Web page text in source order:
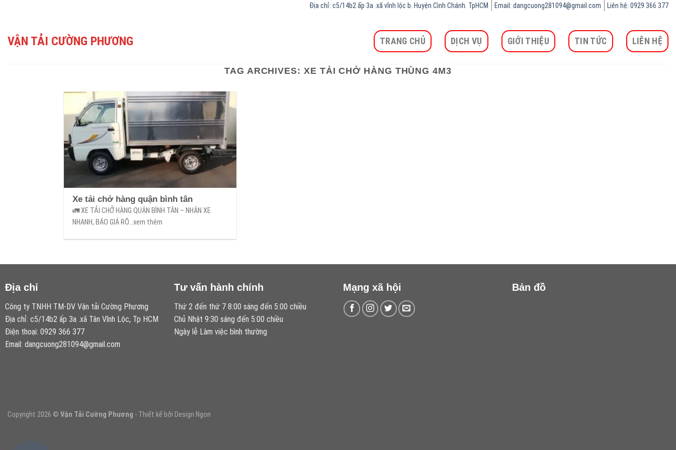
Địa chỉ: c5/14b2 ấp 3a .xã vĩnh lộc b. Huyện Cình Chánh. TpHCM Email: dangcuong281094@gmail.com Liên hệ: 0929 366 377
VẬN TẢI CƯỜNG PHƯƠNG TRANG CHỦ DỊCH VỤ GIỚI THIỆU TIN TỨC LIÊN HỆ
TAG ARCHIVES: XE TẢI CHỞ HÀNG THÙNG 4M3
Xe tải chở hàng quận bình tân
🚛 XE TẢI CHỞ HÀNG QUẬN BÌNH TÂN – NHẬN XE
NHANH, BÁO GIÁ RÕ...xem thêm
Địa chỉ
Công ty TNHH TM-DV Vận tải Cường Phương
Địa chỉ: c5/14b2 ấp 3a .xã Tân Vĩnh Lộc, Tp HCM
Điện thoại: 0929 366 377
Email: dangcuong281094@gmail.com
Tư vấn hành chính
Thứ 2 đến thứ 7 8:00 sáng đến 5:00 chiều
Chủ Nhật 9:30 sáng đến 5:00 chiều
Ngày lễ Làm việc bình thường
Mạng xã hội Bản đồ
Copyright 2026 © Vận Tải Cường Phương - Thiết kế bởi Design Ngon